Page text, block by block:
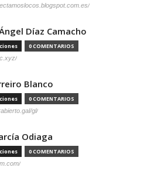
Díaz Camacho
0 COMENTARIOS
Blanco
0 COMENTARIOS
gl/
Odiaga
0 COMENTARIOS